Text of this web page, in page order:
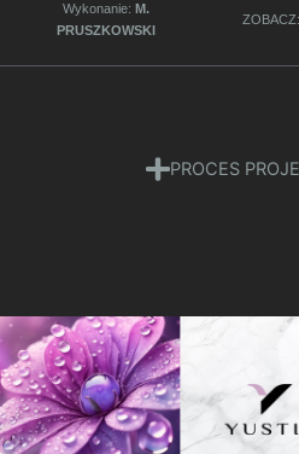
Wykonanie: M.
PRUSZKOWSKI
ZOBACZ:
PROCES